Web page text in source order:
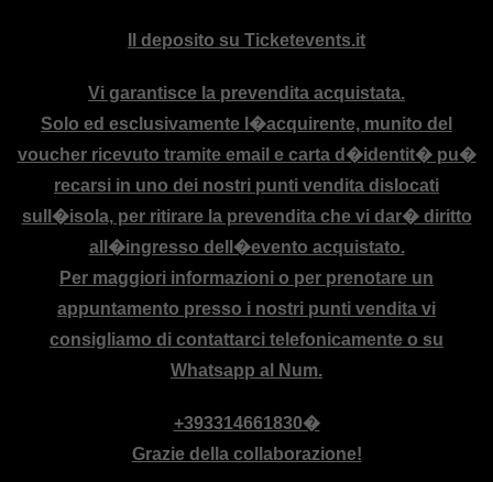
vuoto
Il deposito su Ticketevents.it
Vi garantisce la prevendita acquistata.
Solo ed esclusivamente l�acquirente, munito del
voucher ricevuto tramite email e carta d�identit� pu�
recarsi in uno dei nostri punti vendita dislocati
sull�isola, per ritirare la prevendita che vi dar� diritto
all�ingresso dell�evento acquistato.
Per maggiori informazioni o per prenotare un
appuntamento presso i nostri punti vendita vi
consigliamo di contattarci telefonicamente o su
Whatsapp al Num.
+393314661830�
Grazie della collaborazione!